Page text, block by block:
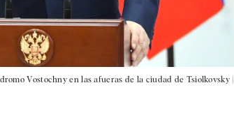
Vostochny en las afueras de la ciudad de Tsiolkovsky |